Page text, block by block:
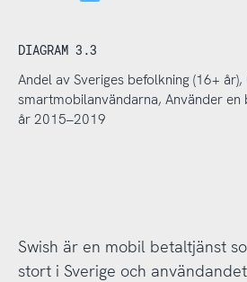
DIAGRAM 3.3
Andel av Sveriges befolkning (16+
smartmobilanvändarna, Använder en
år 2015–2019
Swish är en mobil betaltjänst
stort i Sverige och